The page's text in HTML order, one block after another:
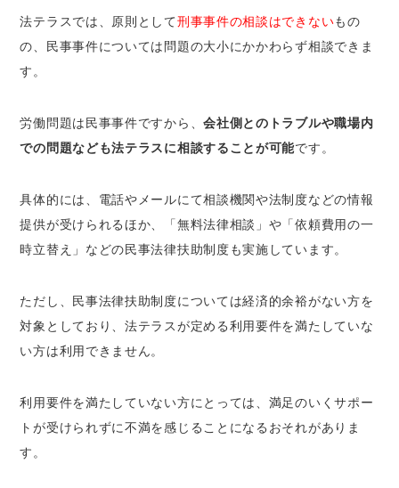
法テラスでは、原則として刑事事件の相談はできないもの
の、民事事件については問題の大小にかかわらず相談できま
す。
労働問題は民事事件ですから、会社側とのトラブルや職場内
での問題なども法テラスに相談することが可能です。
具体的には、電話やメールにて相談機関や法制度などの情報
提供が受けられるほか、「無料法律相談」や「依頼費用の一
時立替え」などの民事法律扶助制度も実施しています。
ただし、民事法律扶助制度については経済的余裕がない方を
対象としており、法テラスが定める利用要件を満たしていな
い方は利用できません。
利用要件を満たしていない方にとっては、満足のいくサポー
トが受けられずに不満を感じることになるおそれがありま
す。